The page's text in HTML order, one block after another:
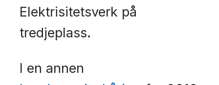
Elektrisitetsverk på
tredjeplass.
I en annen